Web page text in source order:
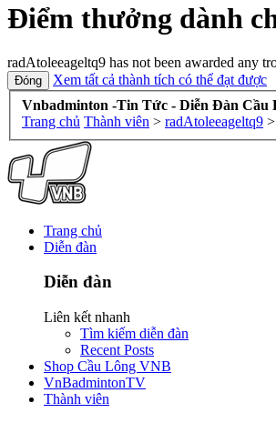
Điểm thưởng dành
radAtoleeageltq9 has not been awarded any
Xem tất cả thành tích có thể đạt được
Vnbadminton -Tin Tức - Diễn Đàn Cầu
Trang chủ Thành viên > radAtoleeageltq9 >
Trang chủ
Diễn đàn
Diễn đàn
Liên kết nhanh
Tìm kiếm diễn đàn
Recent Posts
Shop Cầu Lông VNB
VnBadmintonTV
Thành viên